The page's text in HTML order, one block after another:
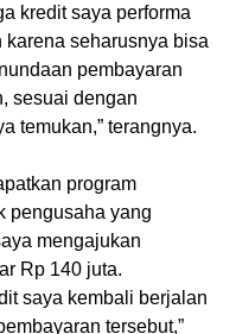
kredit saya performa
seharusnya bisa
pembayaran
sesuai dengan
temukan,” terangnya.
program
pengusaha yang
mengajukan
Rp 140 juta.
saya kembali berjalan
tersebut,”